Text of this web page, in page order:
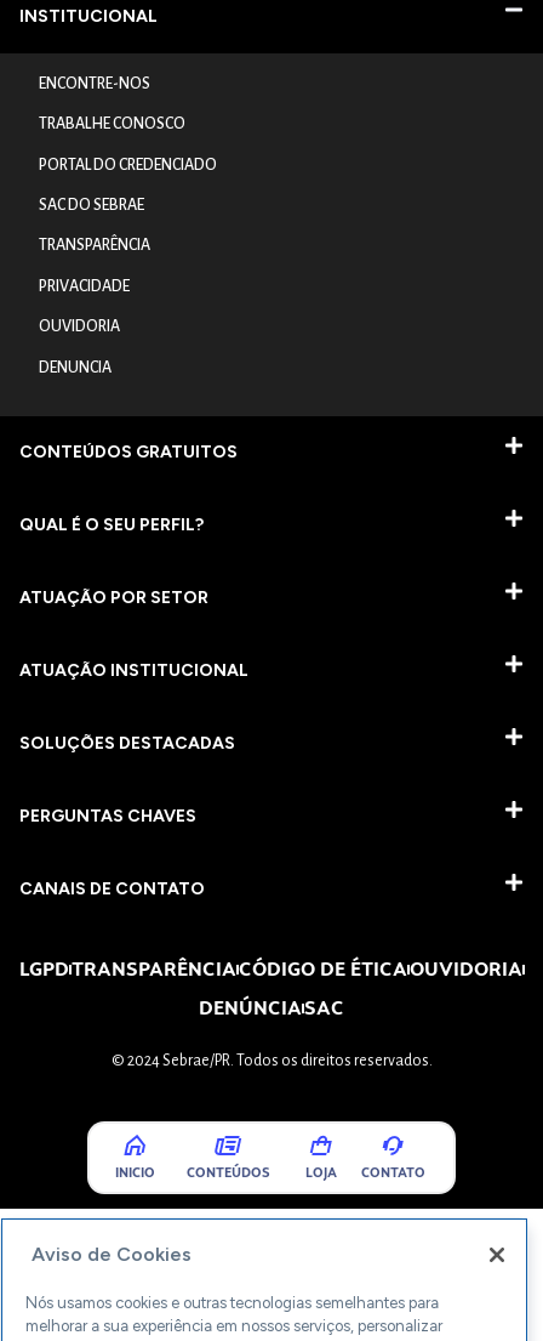
INSTITUCIONAL
ENCONTRE-NOS
TRABALHE CONOSCO
PORTAL DO CREDENCIADO
SAC DO SEBRAE
TRANSPARÊNCIA
PRIVACIDADE
OUVIDORIA
DENUNCIA
CONTEÚDOS GRATUITOS
QUAL É O SEU PERFIL?
ATUAÇÃO POR SETOR
ATUAÇÃO INSTITUCIONAL
SOLUÇÕES DESTACADAS
PERGUNTAS CHAVES​
CANAIS DE CONTATO
LGPDTRANSPARÊNCIACÓDIGO DE ÉTICAOUVIDORIA
DENÚNCIASAC
© 2024 Sebrae/PR. Todos os direitos reservados.
INICIO CONTEÚDOS LOJA CONTATO
Aviso de Cookies
Nós usamos cookies e outras tecnologias semelhantes para
melhorar a sua experiência em nossos serviços, personalizar